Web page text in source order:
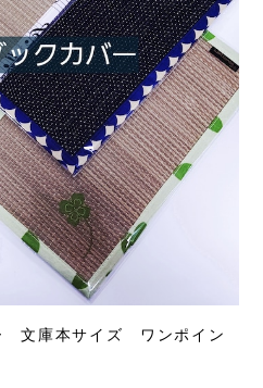
文庫本サイズ ワンポイン